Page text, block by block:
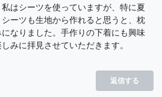
はシーツを使っていますが、特に夏
ーツも生地から作れると思うと、枕
なりました。手作りの下着にも興味
みに拝見させていただきます。
返信する